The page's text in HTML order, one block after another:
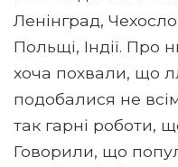
Ленінград,
Польщі, Індії. Про
хоча похвали, що
подобалися не
так гарні роботи,
Говорили, що